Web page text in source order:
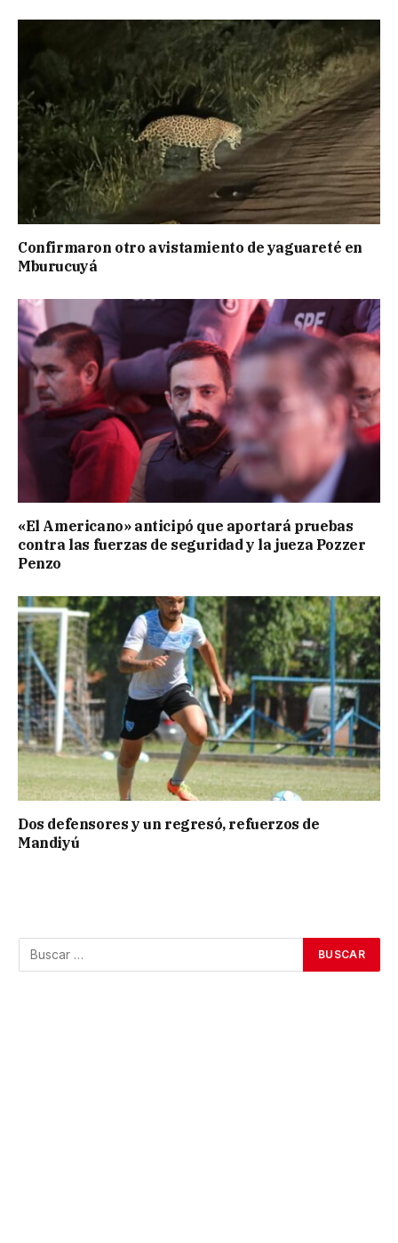
Confirmaron otro avistamiento de yaguareté en
Mburucuyá
«El Americano» anticipó que aportará pruebas
contra las fuerzas de seguridad y la jueza Pozzer
Penzo
Dos defensores y un regresó, refuerzos de
Mandiyú